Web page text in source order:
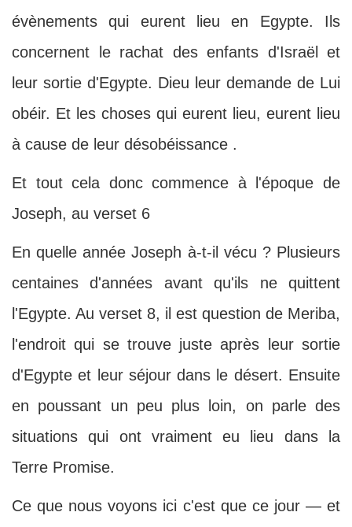
évènements qui eurent lieu en Egypte. Ils
concernent le rachat des enfants d'Israël et
leur sortie d'Egypte. Dieu leur demande de Lui
obéir. Et les choses qui eurent lieu, eurent lieu
à cause de leur désobéissance .
Et tout cela donc commence à l'époque de
Joseph, au verset 6
En quelle année Joseph à-t-il vécu ? Plusieurs
centaines d'années avant qu'ils ne quittent
l'Egypte. Au verset 8, il est question de Meriba,
l'endroit qui se trouve juste après leur sortie
d'Egypte et leur séjour dans le désert. Ensuite
en poussant un peu plus loin, on parle des
situations qui ont vraiment eu lieu dans la
Terre Promise.
Ce que nous voyons ici c'est que ce jour — et